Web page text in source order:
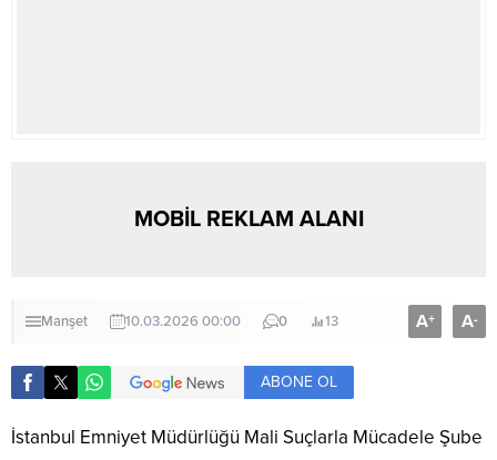
MOBİL REKLAM ALANI
Manşet 10.03.2026 00:00 0 13 A+ A-
ABONE OL
İstanbul Emniyet Müdürlüğü Mali Suçlarla Mücadele Şube